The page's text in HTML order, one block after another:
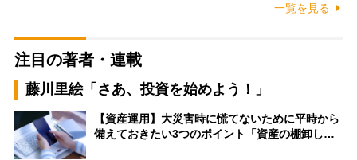
一覧を見る
注目の著者・連載
藤川里絵「さあ、投資を始めよう！」
【資産運用】大災害時に慌てないために平時から
備えておきたい3つのポイント「資産の棚卸し…